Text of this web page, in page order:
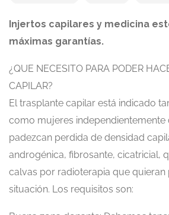
Injertos capilares y medicina
máximas garantías.
¿QUE NECESITO PARA PODER
CAPILAR?
El trasplante capilar está indicado
como mujeres independientemente
padezcan perdida de densidad
androgénica, fibrosante, cicatricial,
calvas por radioterapia que quieran
situación. Los requisitos son: